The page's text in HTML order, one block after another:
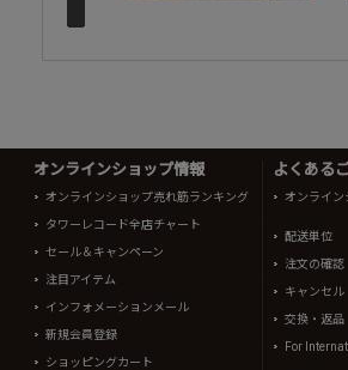
オンラインショップ情報
オンラインショップ売れ筋ランキング
タワーレコード全店チャート
セール＆キャンペーン
注目アイテム
インフォメーションメール
新規会員登録
ショッピングカート
よくある
オンライン
配送単位
注文の確認
キャンセル
交換・返品
For